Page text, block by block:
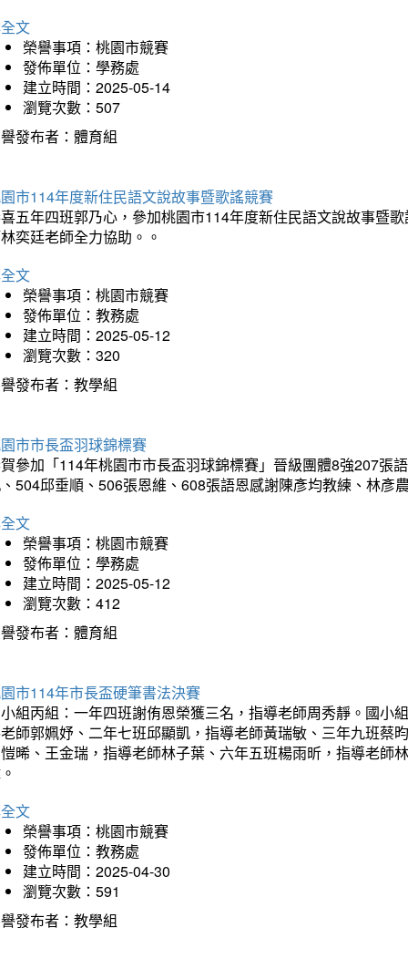
文
榮譽事項：桃園市競賽
發佈單位：學務處
建立時間：2025-05-14
瀏覽次數：507
發布者：體育組
市114年度新住民語文說故事暨歌謠競賽
五年四班郭乃心，參加桃園市114年度新住民語文說故事暨
奕廷老師全力協助。。
文
榮譽事項：桃園市競賽
發佈單位：教務處
建立時間：2025-05-12
瀏覽次數：320
發布者：教學組
市市長盃羽球錦標賽
參加「114年桃園市市長盃羽球錦標賽」晉級團體8強207張
504邱垂順、506張恩維、608張語恩感謝陳彥均教練、林彥
文
榮譽事項：桃園市競賽
發佈單位：學務處
建立時間：2025-05-12
瀏覽次數：412
發布者：體育組
市114年市長盃硬筆書法決賽
組丙組：一年四班謝侑恩榮獲三名，指導老師周秀靜。國小
師郭姵妤、二年七班邱顯凱，指導老師黃瑞敏、三年九班蔡
晞、王金瑞，指導老師林子葉、六年五班楊雨昕，指導老師
文
榮譽事項：桃園市競賽
發佈單位：教務處
建立時間：2025-04-30
瀏覽次數：591
發布者：教學組